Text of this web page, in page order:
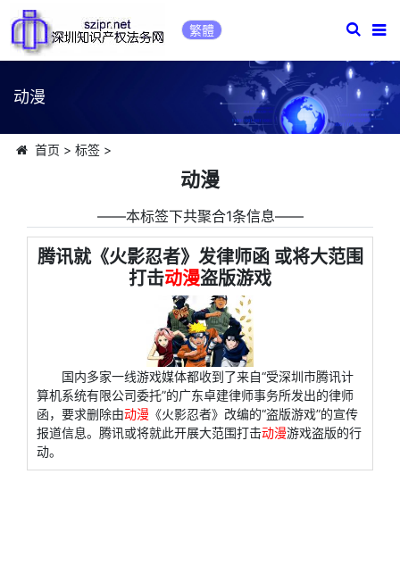
繁體
动漫
首页 > 标签>
动漫
――本标签下共聚合1条信息――
腾讯就《火影忍者》发律师函 或将大范围
打击动漫盗版游戏
国内多家一线游戏媒体都收到了来自“受深圳市腾讯计
算机系统有限公司委托”的广东卓建律师事务所发出的律师
函，要求删除由动漫 《火影忍者》改编的“盗版游戏”的宣传
报道信息。腾讯或将就此开展大范围打击动漫游戏盗版的行
动。